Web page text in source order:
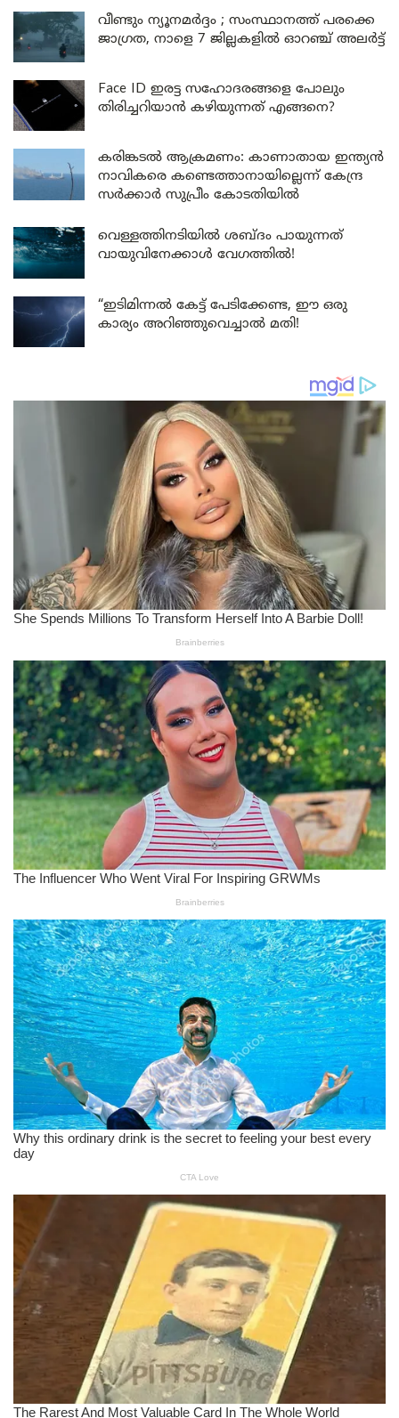
വീണ്ടും ന്യൂനമർദ്ദം ; സംസ്ഥാനത്ത് പരക്കെ
ജാഗ്രത, നാളെ 7 ജില്ലകളിൽ ഓറഞ്ച് അലർട്ട്
Face ID ഇരട്ട സഹോദരങ്ങളെ പോലും
തിരിച്ചറിയാൻ കഴിയുന്നത് എങ്ങനെ?
കരിങ്കടൽ ആക്രമണം: കാണാതായ ഇന്ത്യൻ
നാവികരെ കണ്ടെത്താനായില്ലെന്ന് കേന്ദ്ര
സർക്കാർ സുപ്രീം കോടതിയിൽ
വെള്ളത്തിനടിയിൽ ശബ്ദം പായുന്നത്
വായുവിനേക്കാൾ വേഗത്തിൽ!
“ഇടിമിന്നൽ കേട്ട് പേടിക്കേണ്ട, ഈ ഒരു
കാര്യം അറിഞ്ഞുവെച്ചാൽ മതി!